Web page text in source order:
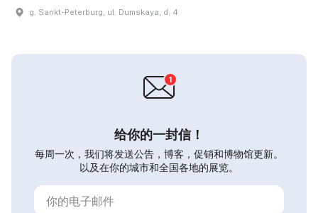
g. Sankt-Peterburg, ul. Dumskaya, d. 4
给你的一封信！
每周一次，我们将发送公告，博客，促销和博物馆更新。
以及在你的城市和全国各地的展览。